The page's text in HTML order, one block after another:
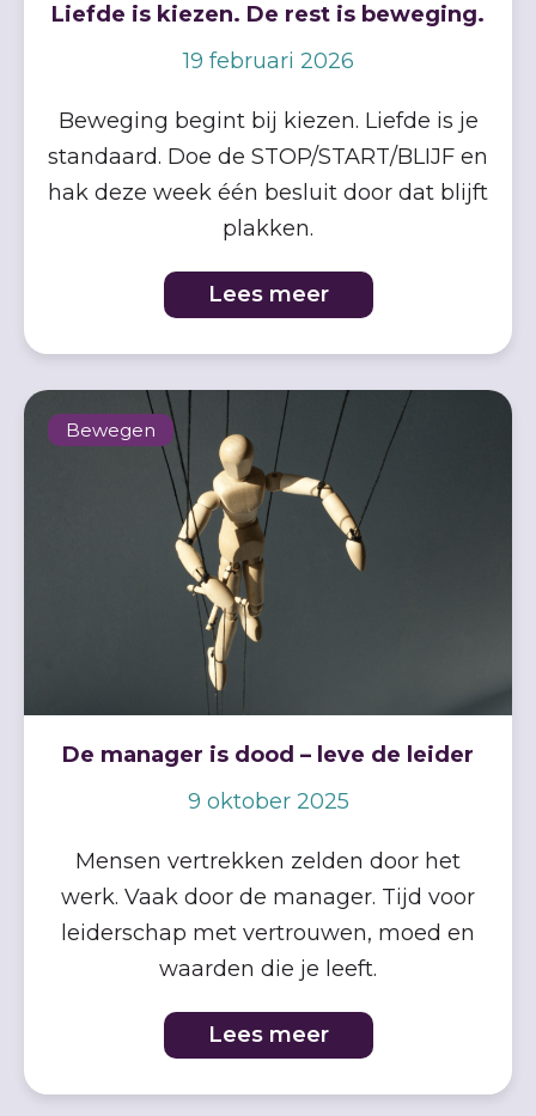
Liefde is kiezen. De rest is beweging.
19 februari 2026
Beweging begint bij kiezen. Liefde is je
standaard. Doe de STOP/START/BLIJF en
hak deze week één besluit door dat blijft
plakken.
Lees meer
Bewegen
De manager is dood – leve de leider
9 oktober 2025
Mensen vertrekken zelden door het
werk. Vaak door de manager. Tijd voor
leiderschap met vertrouwen, moed en
waarden die je leeft.
Lees meer